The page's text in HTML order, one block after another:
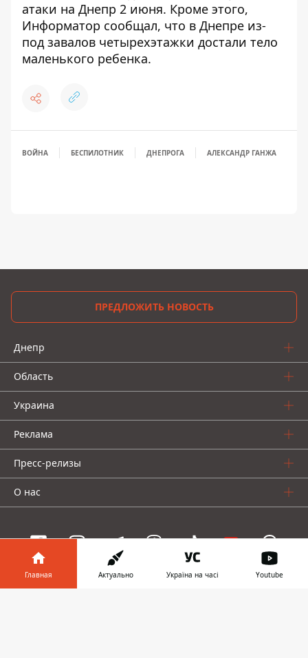
атаки на Днепр 2 июня. Кроме этого,
Информатор сообщал, что в Днепре из-
под завалов четырехэтажки достали тело
маленького ребенка.
ВОЙНА БЕСПИЛОТНИК ДНЕПРОГА АЛЕКСАНДР ГАНЖА
ПРЕДЛОЖИТЬ НОВОСТЬ
Днепр
Область
Украина
Реклама
Пресс-релизы
О нас
Главная Актуально Україна на часі Youtube